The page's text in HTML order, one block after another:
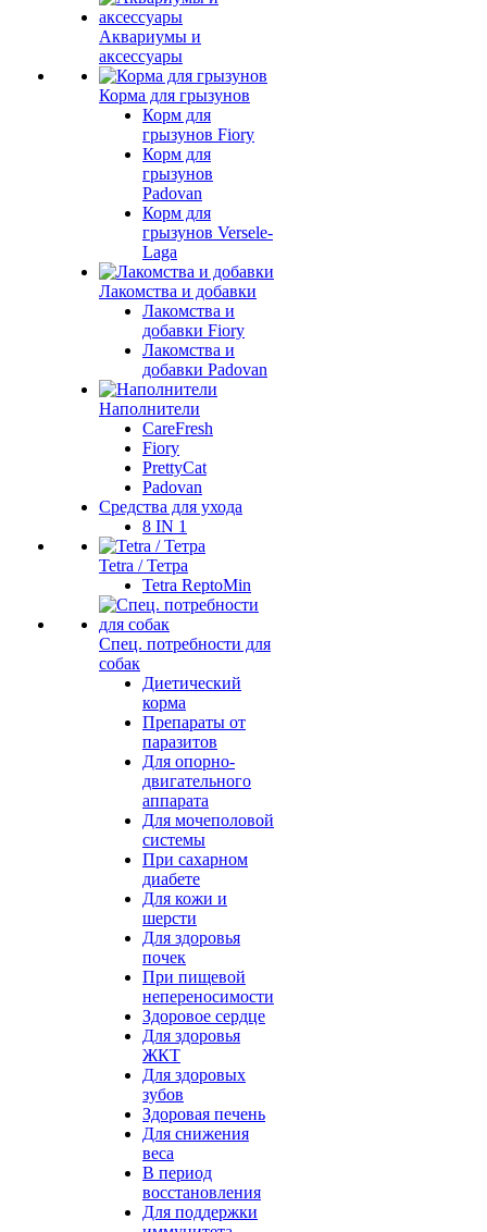
Аквариумы и
аксессуары
Корма для грызунов
Корм для
грызунов Fiory
Корм для
грызунов
Padovan
Корм для
грызунов Versele-
Laga
Лакомства и добавки
Лакомства и
добавки Fiory
Лакомства и
добавки Padovan
Наполнители
CareFresh
Fiory
PrettyCat
Padovan
Средства для ухода
8 IN 1
Tetra / Тетра
Tetra ReptoMin
Спец. потребности для
собак
Диетический
корма
Препараты от
паразитов
Для опорно-
двигательного
аппарата
Для мочеполовой
системы
При сахарном
диабете
Для кожи и
шерсти
Для здоровья
почек
При пищевой
непереносимости
Здоровое сердце
Для здоровья
ЖКТ
Для здоровых
зубов
Здоровая печень
Для снижения
веса
В период
восстановления
Для поддержки